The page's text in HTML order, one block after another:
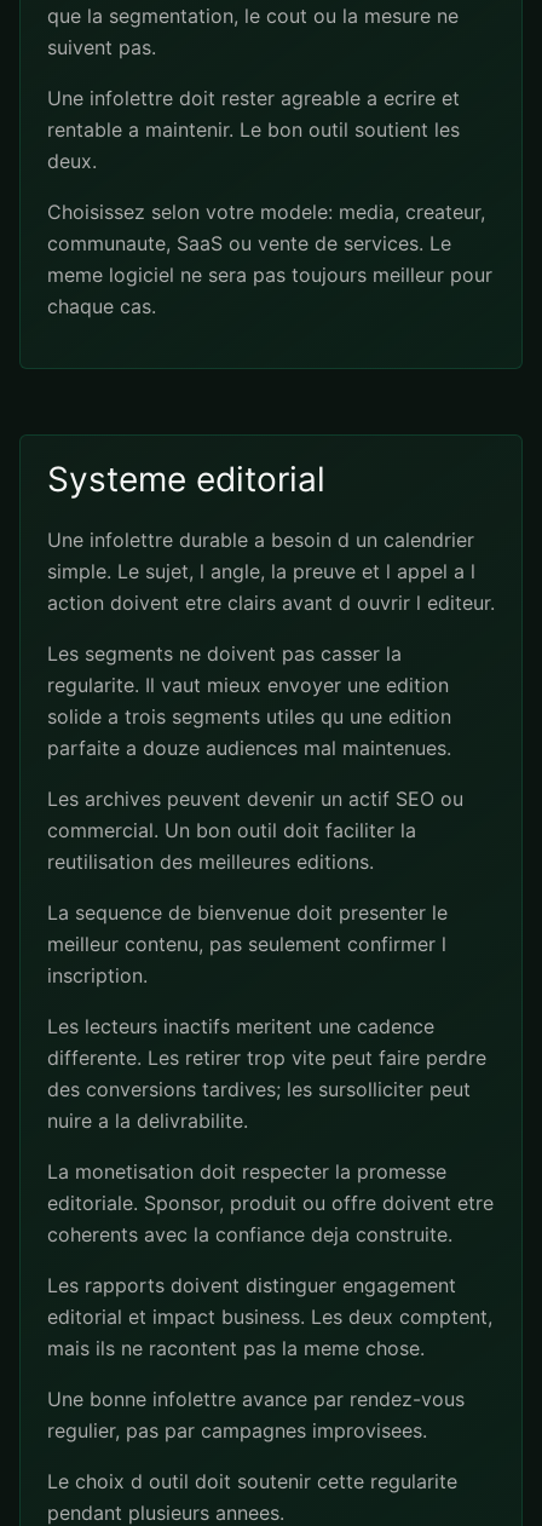
que la segmentation, le cout ou la mesure ne
suivent pas.
Une infolettre doit rester agreable a ecrire et
rentable a maintenir. Le bon outil soutient les
deux.
Choisissez selon votre modele: media, createur,
communaute, SaaS ou vente de services. Le
meme logiciel ne sera pas toujours meilleur pour
chaque cas.
Systeme editorial
Une infolettre durable a besoin d un calendrier
simple. Le sujet, l angle, la preuve et l appel a l
action doivent etre clairs avant d ouvrir l editeur.
Les segments ne doivent pas casser la
regularite. Il vaut mieux envoyer une edition
solide a trois segments utiles qu une edition
parfaite a douze audiences mal maintenues.
Les archives peuvent devenir un actif SEO ou
commercial. Un bon outil doit faciliter la
reutilisation des meilleures editions.
La sequence de bienvenue doit presenter le
meilleur contenu, pas seulement confirmer l
inscription.
Les lecteurs inactifs meritent une cadence
differente. Les retirer trop vite peut faire perdre
des conversions tardives; les sursolliciter peut
nuire a la delivrabilite.
La monetisation doit respecter la promesse
editoriale. Sponsor, produit ou offre doivent etre
coherents avec la confiance deja construite.
Les rapports doivent distinguer engagement
editorial et impact business. Les deux comptent,
mais ils ne racontent pas la meme chose.
Une bonne infolettre avance par rendez-vous
regulier, pas par campagnes improvisees.
Le choix d outil doit soutenir cette regularite
pendant plusieurs annees.